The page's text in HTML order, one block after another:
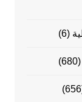
(6)
(680)